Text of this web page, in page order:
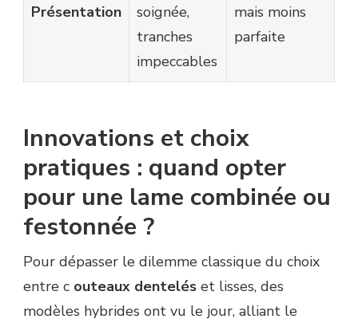
Présentation
soignée,
tranches
impeccables
mais moins
parfaite
Innovations et choix
pratiques : quand opter
pour une lame combinée ou
festonnée ?
Pour dépasser le dilemme classique du choix
entre c outeaux dentelés et lisses, des
modèles hybrides ont vu le jour, alliant le